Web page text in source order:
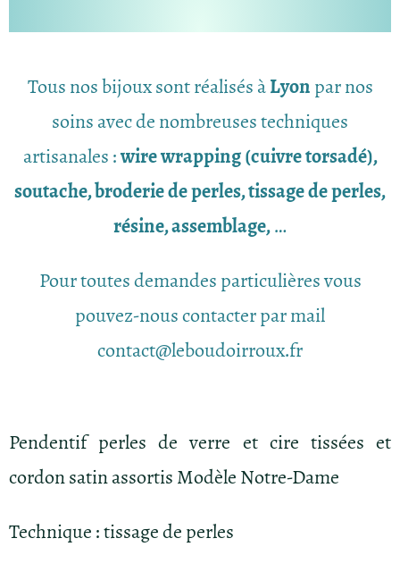
Tous nos bijoux sont réalisés àLyonpar nos
soins avec de nombreuses techniques
artisanales :wire wrapping (cuivre torsadé),
soutache, broderie de perles, tissage de perles,
résine, assemblage,…
Pour toutes demandes particulières vous
pouvez-nous contacter par mail
contact@leboudoirroux.fr
Pendentif perles de verre et cire tissées et
cordon satin assortis Modèle Notre-Dame
Technique : tissage de perles